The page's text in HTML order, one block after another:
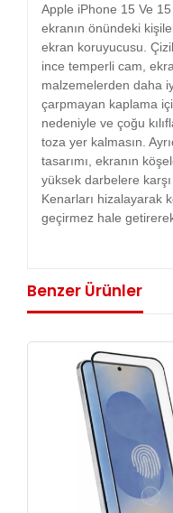
Apple iPhone 15 Ve
ekranın önündeki
ekran koruyucusu.
ince temperli cam,
malzemelerden daha
çarpmayan kaplama
nedeniyle ve çoğu
toza yer kalmasın.
tasarımı, ekranın
yüksek darbelere
Kenarları hizalayarak
geçirmez hale
Benzer Ürünler